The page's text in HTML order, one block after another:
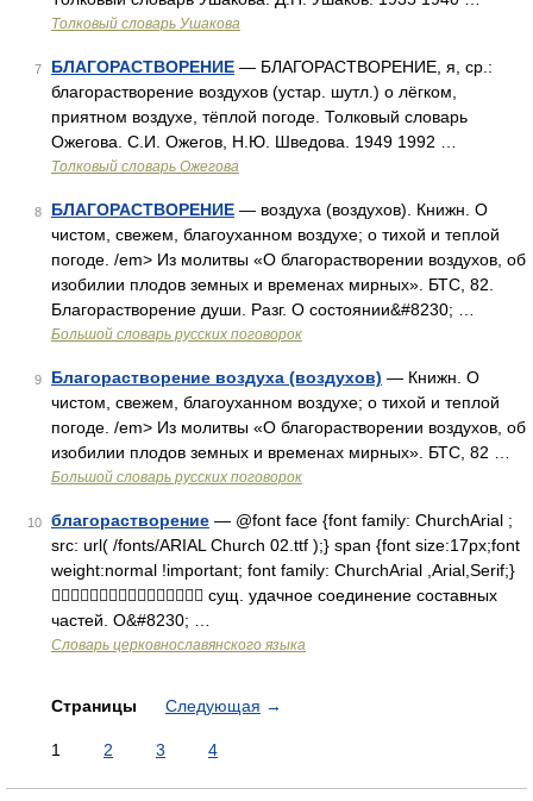
Толковый словарь Ушакова
7 БЛАГОРАСТВОРЕНИЕ — БЛАГОРАСТВОРЕНИЕ, я, ср.:
благорастворение воздухов (устар. шутл.) о лёгком,
приятном воздухе, тёплой погоде. Толковый словарь
Ожегова. С.И. Ожегов, Н.Ю. Шведова. 1949 1992 …
Толковый словарь Ожегова
8 БЛАГОРАСТВОРЕНИЕ — воздуха (воздухов). Книжн. О
чистом, свежем, благоуханном воздухе; о тихой и теплой
погоде. /em> Из молитвы «О благорастворении воздухов, об
изобилии плодов земных и временах мирных». БТС, 82.
Благорастворение души. Разг. О состоянии&#8230; …
Большой словарь русских поговорок
9 Благорастворение воздуха (воздухов) — Книжн. О
чистом, свежем, благоуханном воздухе; о тихой и теплой
погоде. /em> Из молитвы «О благорастворении воздухов, об
изобилии плодов земных и временах мирных». БТС, 82 …
Большой словарь русских поговорок
10 благорастворение — @font face {font family: ChurchArial ;
src: url( /fonts/ARIAL Church 02.ttf );} span {font size:17px;font
weight:normal !important; font family: ChurchArial ,Arial,Serif;}
 сущ. удачное соединение составных
частей. О&#8230; …
Словарь церковнославянского языка
Страницы Следующая →
1 2 3 4